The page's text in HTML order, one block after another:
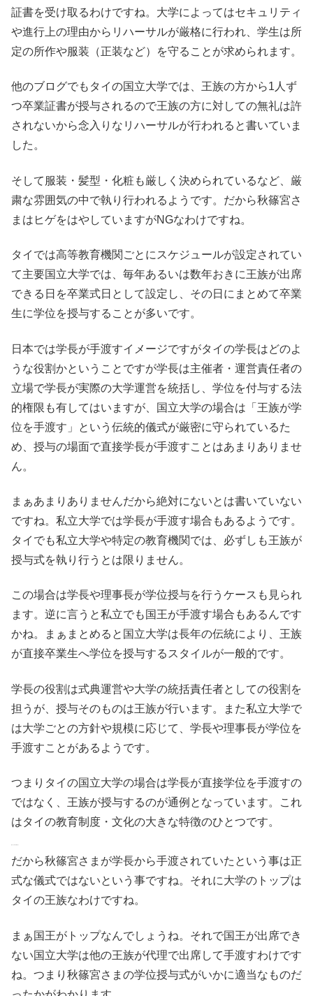
証書を受け取るわけですね。大学によってはセキュリティ
や進行上の理由からリハーサルが厳格に行われ、学生は所
定の所作や服装（正装など）を守ることが求められます。
他のブログでもタイの国立大学では、王族の方から1人ず
つ卒業証書が授与されるので王族の方に対しての無礼は許
されないから念入りなリハーサルが行われると書いていま
した。
そして服装・髪型・化粧も厳しく決められているなど、厳
粛な雰囲気の中で執り行われるようです。だから秋篠宮さ
まはヒゲをはやしていますがNGなわけですね。
タイでは高等教育機関ごとにスケジュールが設定されてい
て主要国立大学では、毎年あるいは数年おきに王族が出席
できる日を卒業式日として設定し、その日にまとめて卒業
生に学位を授与することが多いです。
日本では学長が手渡すイメージですがタイの学長はどのよ
うな役割かということですが学長は主催者・運営責任者の
立場で学長が実際の大学運営を統括し、学位を付与する法
的権限も有してはいますが、国立大学の場合は「王族が学
位を手渡す」という伝統的儀式が厳密に守られているた
め、授与の場面で直接学長が手渡すことはあまりありませ
ん。
まぁあまりありませんだから絶対にないとは書いていない
ですね。私立大学では学長が手渡す場合もあるようです。
タイでも私立大学や特定の教育機関では、必ずしも王族が
授与式を執り行うとは限りません。
この場合は学長や理事長が学位授与を行うケースも見られ
ます。逆に言うと私立でも国王が手渡す場合もあるんです
かね。まぁまとめると国立大学は長年の伝統により、王族
が直接卒業生へ学位を授与するスタイルが一般的です。
学長の役割は式典運営や大学の統括責任者としての役割を
担うが、授与そのものは王族が行います。また私立大学で
は大学ごとの方針や規模に応じて、学長や理事長が学位を
手渡すことがあるようです。
つまりタイの国立大学の場合は学長が直接学位を手渡すの
ではなく、王族が授与するのが通例となっています。これ
はタイの教育制度・文化の大きな特徴のひとつです。
だから秋篠宮さまが学長から手渡されていたという事は正
式な儀式ではないという事ですね。それに大学のトップは
タイの王族なわけですね。
まぁ国王がトップなんでしょうね。それで国王が出席でき
ない国立大学は他の王族が代理で出席して手渡すわけです
ね。つまり秋篠宮さまの学位授与式がいかに適当なものだ